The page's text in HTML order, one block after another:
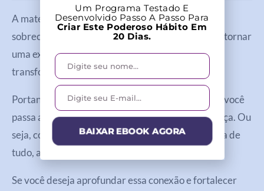
A maternidade não precisa ser um caminho de
sobrecarga constante. Pelo contrário, ela pode se tornar
uma experiência de crescimento, conexão e
transformação.
Portanto, ao resgatar a energia da deusa interior, você
passa a viver com mais leveza, confiança e presença. Ou
seja, começa a perceber que não precisa dar conta de
tudo, apenas estar conectada consigo mesma.
Se você deseja aprofundar essa conexão e fortalecer
Um Programa Testado E
Desenvolvido Passo A Passo Para
Criar Este Poderoso Hábito Em
20 Dias.
BAIXAR EBOOK AGORA